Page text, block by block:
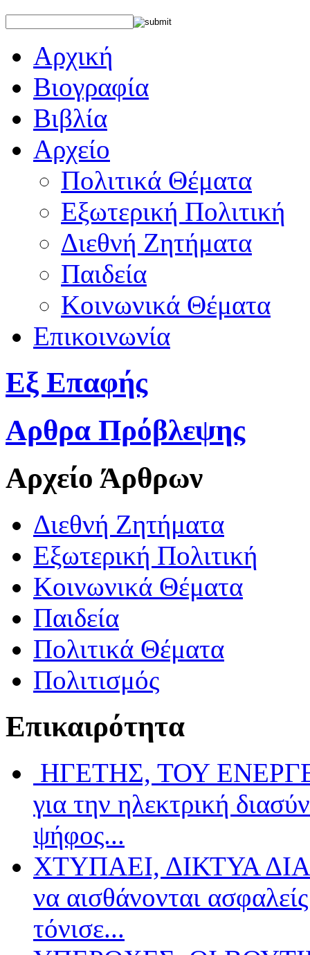
Αρχική
Βιογραφία
Βιβλία
Αρχείο
Πολιτικά Θέματα
Εξωτερική Πολιτική
Διεθνή Ζητήματα
Παιδεία
Κοινωνικά Θέματα
Επικοινωνία
Εξ Επαφής
Αρθρα Πρόβλεψης
Αρχείο Άρθρων
Διεθνή Ζητήματα
Εξωτερική Πολιτική
Κοινωνικά Θέματα
Παιδεία
Πολιτικά Θέματα
Πολιτισμός
Επικαιρότητα
ΗΓΕΤΗΣ, ΤΟΥ
για την ηλεκτρική
ψήφος...
ΧΤΥΠΑΕΙ, ΔΙΚΤΥΑ
να αισθάνονται
τόνισε...